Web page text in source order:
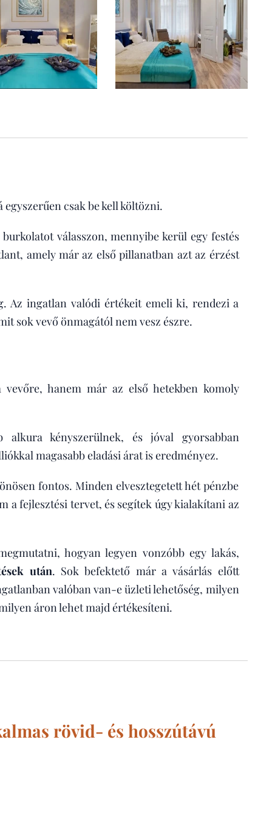
csak be kell költözni.
válasszon, mennyibe kerül egy festés
amely már az első pillanatban azt az érzést
Az ingatlan valódi értékeit emeli ki, rendezi a
sok vevő önmagától nem vesz észre.
hanem már az első hetekben komoly
kényszerülnek, és jóval gyorsabban
magasabb eladási árat is eredményez.
fontos. Minden elvesztegetett hét pénzbe
a fejlesztési tervet, és segítek úgy kialakítani az
hogyan legyen vonzóbb egy lakás,
után. Sok befektető már a vásárlás előtt
valóban van-e üzleti lehetőség, milyen
áron lehet majd értékesíteni.
rövid- és hosszútávú